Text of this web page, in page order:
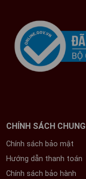
CHÍNH SÁCH CHUNG
Chính sách bảo mật
Hướng dẫn thanh toán
Chính sách bảo hành